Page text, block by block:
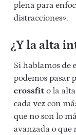
plena para
distracciones».
¿Y la alta
Si hablamos de
podemos pasar
crossfit o la
cada vez con
que no son lo
avanzada o